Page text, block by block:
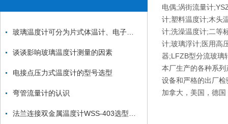
谈谈影响玻璃温度计测量的因素
电接点压力式温度计的型号选型
弯管流量计的认识
电偶;涡街流量计
计;塑料温度计;木头
计;洗澡温度计;二等
计;玻璃浮计;医用高
器;LFZB型分流玻璃
本厂生产的各种系
设备和严格的出厂
加拿大，美国，德